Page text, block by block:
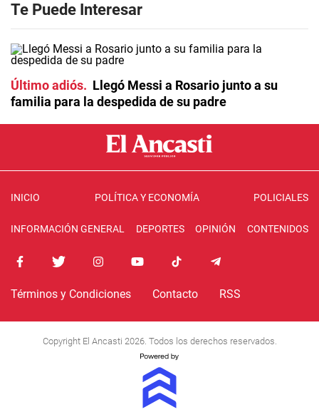
Te Puede Interesar
Último adiós
Llegó Messi a Rosario junto a su
familia para la despedida de su padre
INICIO POLÍTICA Y ECONOMÍA POLICIALES
INFORMACIÓN GENERAL DEPORTES OPINIÓN CONTENIDOS
Términos y Condiciones Contacto RSS
Copyright El Ancasti 2026. Todos los derechos reservados.